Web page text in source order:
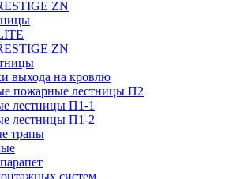
ZN
ZN
выхода на кровлю
пожарные лестницы П2
лестницы П1-1
лестницы П1-2
трапы